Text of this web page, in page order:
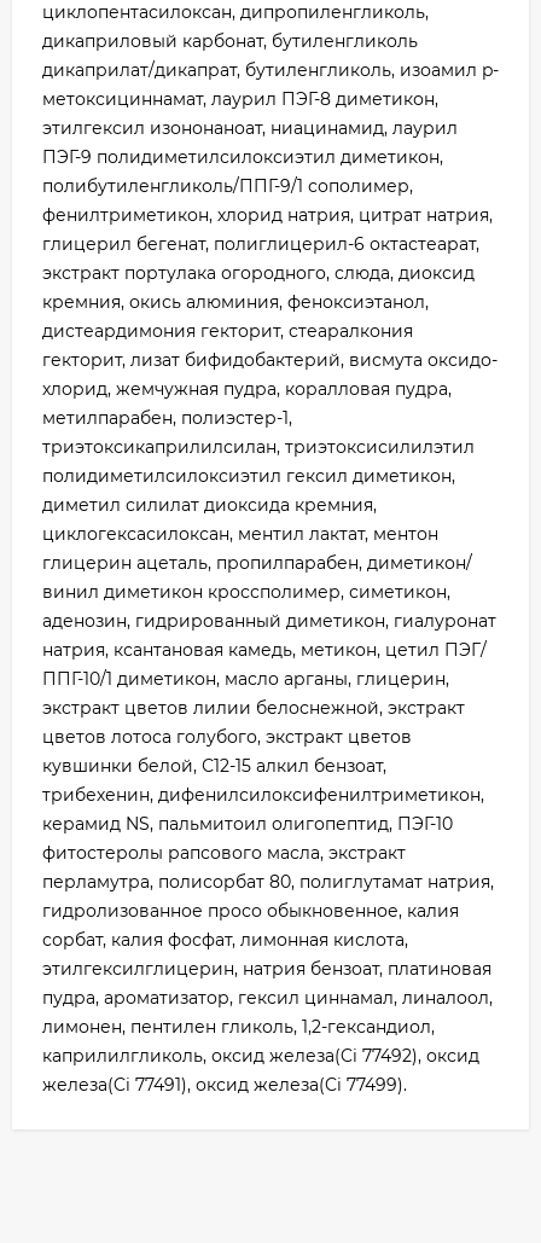
циклопентасилоксан, дипропиленгликоль,
дикаприловый карбонат, бутиленгликоль
дикаприлат/дикапрат, бутиленгликоль, изоамил p-
метоксициннамат, лаурил ПЭГ-8 диметикон,
этилгексил изононаноат, ниацинамид, лаурил
ПЭГ-9 полидиметилсилоксиэтил диметикон,
полибутиленгликоль/ППГ-9/1 сополимер,
фенилтриметикон, хлорид натрия, цитрат натрия,
глицерил бегенат, полиглицерил-6 октастеарат,
экстракт портулака огородного, слюда, диоксид
кремния, окись алюминия, феноксиэтанол,
дистеардимония гекторит, стеаралкония
гекторит, лизат бифидобактерий, висмута оксидо-
хлорид, жемчужная пудра, коралловая пудра,
метилпарабен, полиэстер-1,
триэтоксикаприлилсилан, триэтоксисилилэтил
полидиметилсилоксиэтил гексил диметикон,
диметил силилат диоксида кремния,
циклогексасилоксан, ментил лактат, ментон
глицерин ацеталь, пропилпарабен, диметикон/
винил диметикон кроссполимер, симетикон,
аденозин, гидрированный диметикон, гиалуронат
натрия, ксантановая камедь, метикон, цетил ПЭГ/
ППГ-10/1 диметикон, масло арганы, глицерин,
экстракт цветов лилии белоснежной, экстракт
цветов лотоса голубого, экстракт цветов
кувшинки белой, С12-15 алкил бензоат,
трибехенин, дифенилсилоксифенилтриметикон,
керамид NS, пальмитоил олигопептид, ПЭГ-10
фитостеролы рапсового масла, экстракт
перламутра, полисорбат 80, полиглутамат натрия,
гидролизованное просо обыкновенное, калия
сорбат, калия фосфат, лимонная кислота,
этилгексилглицерин, натрия бензоат, платиновая
пудра, ароматизатор, гексил циннамал, линалоол,
лимонен, пентилен гликоль, 1,2-гександиол,
каприлилгликоль, оксид железа(Ci 77492), оксид
железа(Ci 77491), оксид железа(Ci 77499).